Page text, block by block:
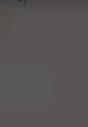
ร็ว
ข้าสู่
ตรที่
เป้า
ที่ใหญ่ที่สุด